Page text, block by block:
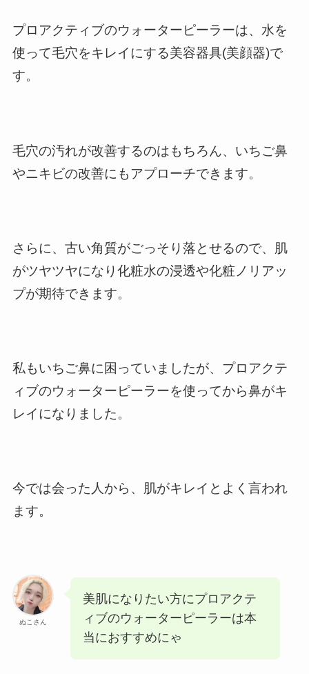
プロアクティブのウォーターピーラーは、水を
使って毛穴をキレイにする美容器具(美顔器)で
す。
毛穴の汚れが改善するのはもちろん、いちご鼻
やニキビの改善にもアプローチできます。
さらに、古い角質がごっそり落とせるので、肌
がツヤツヤになり化粧水の浸透や化粧ノリアッ
プが期待できます。
私もいちご鼻に困っていましたが、プロアクテ
ィブのウォーターピーラーを使ってから鼻がキ
レイになりました。
今では会った人から、肌がキレイとよく言われ
ます。
ぬこさん
美肌になりたい方にプロアクテ
ィブのウォーターピーラーは本
当におすすめにゃ